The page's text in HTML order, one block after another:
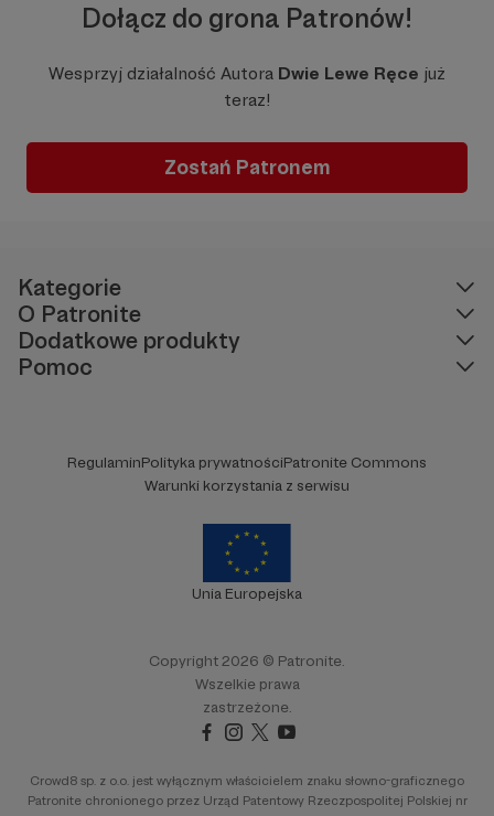
Dołącz do grona Patronów!
Wesprzyj działalność Autora Dwie Lewe Ręce już
teraz!
Zostań Patronem
Kategorie
O Patronite
Dodatkowe produkty
Pomoc
RegulaminPolityka prywatnościPatronite Commons
Warunki korzystania z serwisu
Unia Europejska
Copyright 2026 © Patronite.
Wszelkie prawa
zastrzeżone.
Crowd8 sp. z o.o. jest wyłącznym właścicielem znaku słowno-graficznego
Patronite chronionego przez Urząd Patentowy Rzeczpospolitej Polskiej nr